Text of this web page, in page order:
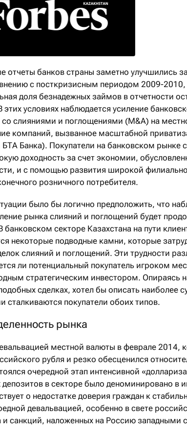
отчеты банков страны заметно улучшились
с посткризисным периодом 2009-
доля безнадежных займов в отчетности
этих условиях наблюдается усиление
со слияниями и поглощениями (M&A) на
компаний, вызванное масштабной
Банка). Покупатели на банковском рынке
доходность за счет экономии,
и с помощью развития широкой
розничного потребителя.
было бы логично предположить, что
рынка слияний и поглощений будет
банковском секторе Казахстана на пути
некоторые подводные камни, которые
слияний и поглощений. Эти трудности
ли потенциальный покупатель игроком
стратегическим инвестором. Опираясь
сделках, хотел бы описать наиболее
сталкиваются покупатели обоих типов.
рынка
местной валюты в феврале 2014,
рубля и резко обесценился
очередной этап интенсивной
депозитов в секторе было деноминировано в
о недостатке доверия граждан к
девальвацией, особенно в свете
и санкций, наложенных на Россию западными